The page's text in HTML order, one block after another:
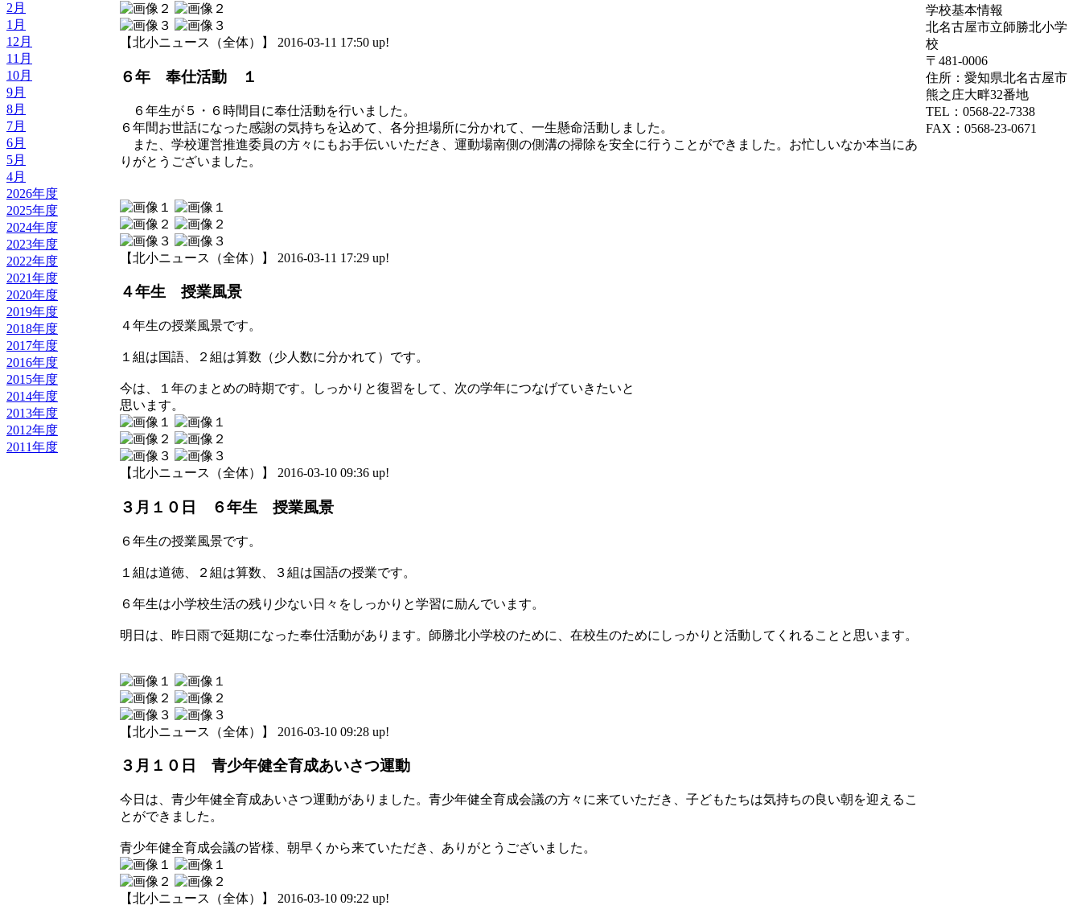
2月
1月
12月
11月
10月
9月
8月
7月
6月
5月
4月
2026年度
2025年度
2024年度
2023年度
2022年度
2021年度
2020年度
2019年度
2018年度
2017年度
2016年度
2015年度
2014年度
2013年度
2012年度
2011年度
【北小ニュース（全体）】 2016-03-11 17:50 up!
６年 奉仕活動 １
６年生が５・６時間目に奉仕活動を行いました。
６年間お世話になった感謝の気持ちを込めて、各分担場所に分かれて、一生懸命活動しました。
また、学校運営推進委員の方々にもお手伝いいただき、運動場南側の側溝の掃除を安全に行うことができました。お忙しいなか本当にあ
りがとうございました。
【北小ニュース（全体）】 2016-03-11 17:29 up!
４年生 授業風景
４年生の授業風景です。
１組は国語、２組は算数（少人数に分かれて）です。
今は、１年のまとめの時期です。しっかりと復習をして、次の学年につなげていきたいと
思います。
【北小ニュース（全体）】 2016-03-10 09:36 up!
３月１０日 ６年生 授業風景
６年生の授業風景です。
１組は道徳、２組は算数、３組は国語の授業です。
６年生は小学校生活の残り少ない日々をしっかりと学習に励んでいます。
明日は、昨日雨で延期になった奉仕活動があります。師勝北小学校のために、在校生のためにしっかりと活動してくれることと思います。
【北小ニュース（全体）】 2016-03-10 09:28 up!
３月１０日 青少年健全育成あいさつ運動
今日は、青少年健全育成あいさつ運動がありました。青少年健全育成会議の方々に来ていただき、子どもたちは気持ちの良い朝を迎えるこ
とができました。
青少年健全育成会議の皆様、朝早くから来ていただき、ありがとうございました。
【北小ニュース（全体）】 2016-03-10 09:22 up!
学校基本情報
北名古屋市立師勝北小学
校
〒481-0006
住所：愛知県北名古屋市
熊之庄大畔32番地
TEL：0568-22-7338
FAX：0568-23-0671